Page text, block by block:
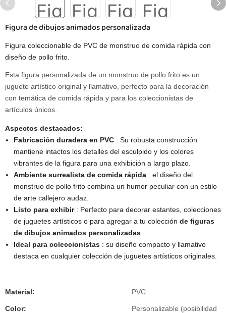
Figura de dibujos animados personalizada
Figura coleccionable de PVC de monstruo de comida rápida con
diseño de pollo frito.
Esta figura personalizada de un monstruo de pollo frito es un
juguete artístico original y llamativo, perfecto para la decoración
con temática de comida rápida y para los coleccionistas de
artículos únicos.
Aspectos destacados:
Fabricación duradera en PVC: Su robusta construcción
mantiene intactos los detalles del esculpido y los colores
vibrantes de la figura para una exhibición a largo plazo.
Ambiente surrealista de comida rápida: el diseño del
monstruo de pollo frito combina un humor peculiar con un estilo
de arte callejero audaz.
Listo para exhibir: Perfecto para decorar estantes, colecciones
de juguetes artísticos o para agregar a tu colección de figuras
de dibujos animados personalizadas.
Ideal para coleccionistas: su diseño compacto y llamativo
destaca en cualquier colección de juguetes artísticos originales.
Material: PVC
Color:
Personalizable (posibilidad